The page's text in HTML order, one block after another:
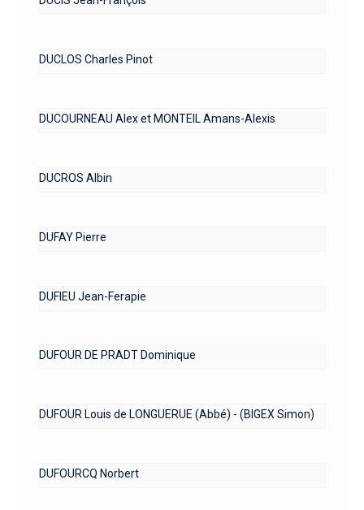
DUCLOS Charles Pinot
DUCOURNEAU Alex et MONTEIL Amans-Alexis
DUCROS Albin
DUFAY Pierre
DUFIEU Jean-Ferapie
DUFOUR DE PRADT Dominique
DUFOUR Louis de LONGUERUE (Abbé) - (BIGEX Simon)
DUFOURCQ Norbert